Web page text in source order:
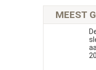
MEEST